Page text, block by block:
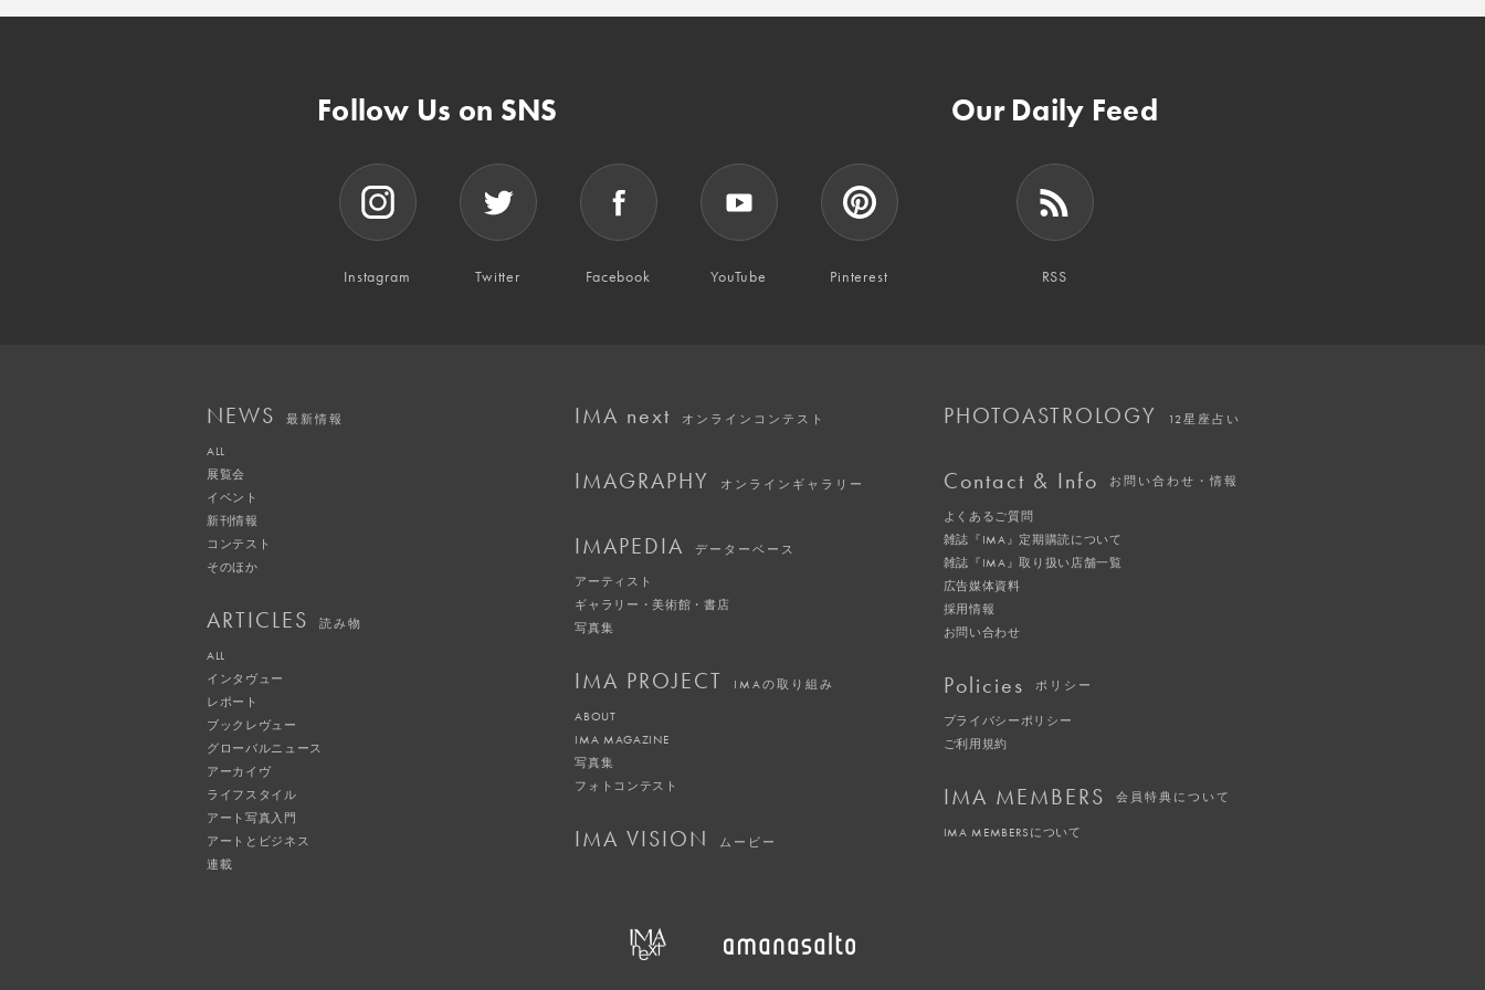
Follow Us on SNS
Instagram Twitter Facebook YouTube Pinterest
Our Daily Feed
RSS
NEWS 最新情報
ALL
展覧会
イベント
新刊情報
コンテスト
そのほか
ARTICLES 読み物
ALL
インタヴュー
レポート
ブックレヴュー
グローバルニュース
アーカイヴ
ライフスタイル
アート写真入門
アートとビジネス
連載
IMA next オンラインコンテスト
IMAGRAPHY オンラインギャラリー
IMAPEDIA データーベース
アーティスト
ギャラリー・美術館・書店
写真集
IMA PROJECT IMAの取り組み
ABOUT
IMA MAGAZINE
写真集
フォトコンテスト
IMA VISION ムービー
PHOTOASTROLOGY 12星座占い
Contact & Info お問い合わせ・情報
よくあるご質問
雑誌『IMA』定期購読について
雑誌『IMA』取り扱い店舗一覧
広告媒体資料
採用情報
お問い合わせ
Policies ポリシー
プライバシーポリシー
ご利用規約
IMA MEMBERS 会員特典について
IMA MEMBERSについて